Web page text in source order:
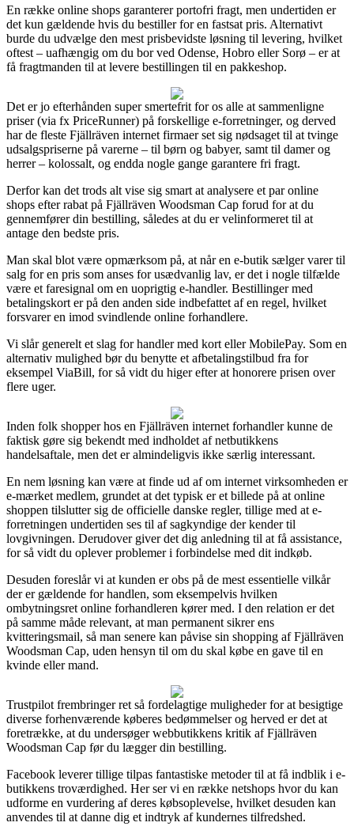
En række online shops garanterer portofri fragt, men undertiden er
det kun gældende hvis du bestiller for en fastsat pris. Alternativt
burde du udvælge den mest prisbevidste løsning til levering, hvilket
oftest – uafhængig om du bor ved Odense, Hobro eller Sorø – er at
få fragtmanden til at levere bestillingen til en pakkeshop.
Det er jo efterhånden super smertefrit for os alle at sammenligne
priser (via fx PriceRunner) på forskellige e-forretninger, og derved
har de fleste Fjällräven internet firmaer set sig nødsaget til at tvinge
udsalgspriserne på varerne – til børn og babyer, samt til damer og
herrer – kolossalt, og endda nogle gange garantere fri fragt.
Derfor kan det trods alt vise sig smart at analysere et par online
shops efter rabat på Fjällräven Woodsman Cap forud for at du
gennemfører din bestilling, således at du er velinformeret til at
antage den bedste pris.
Man skal blot være opmærksom på, at når en e-butik sælger varer til
salg for en pris som anses for usædvanlig lav, er det i nogle tilfælde
være et faresignal om en uoprigtig e-handler. Bestillinger med
betalingskort er på den anden side indbefattet af en regel, hvilket
forsvarer en imod svindlende online forhandlere.
Vi slår generelt et slag for handler med kort eller MobilePay. Som en
alternativ mulighed bør du benytte et afbetalingstilbud fra for
eksempel ViaBill, for så vidt du higer efter at honorere prisen over
flere uger.
Inden folk shopper hos en Fjällräven internet forhandler kunne de
faktisk gøre sig bekendt med indholdet af netbutikkens
handelsaftale, men det er almindeligvis ikke særlig interessant.
En nem løsning kan være at finde ud af om internet virksomheden er
e-mærket medlem, grundet at det typisk er et billede på at online
shoppen tilslutter sig de officielle danske regler, tillige med at e-
forretningen undertiden ses til af sagkyndige der kender til
lovgivningen. Derudover giver det dig anledning til at få assistance,
for så vidt du oplever problemer i forbindelse med dit indkøb.
Desuden foreslår vi at kunden er obs på de mest essentielle vilkår
der er gældende for handlen, som eksempelvis hvilken
ombytningsret online forhandleren kører med. I den relation er det
på samme måde relevant, at man permanent sikrer ens
kvitteringsmail, så man senere kan påvise sin shopping af Fjällräven
Woodsman Cap, uden hensyn til om du skal købe en gave til en
kvinde eller mand.
Trustpilot frembringer ret så fordelagtige muligheder for at besigtige
diverse forhenværende køberes bedømmelser og herved er det at
foretrække, at du undersøger webbutikkens kritik af Fjällräven
Woodsman Cap før du lægger din bestilling.
Facebook leverer tillige tilpas fantastiske metoder til at få indblik i e-
butikkens troværdighed. Her ser vi en række netshops hvor du kan
udforme en vurdering af deres købsoplevelse, hvilket desuden kan
anvendes til at danne dig et indtryk af kundernes tilfredshed.